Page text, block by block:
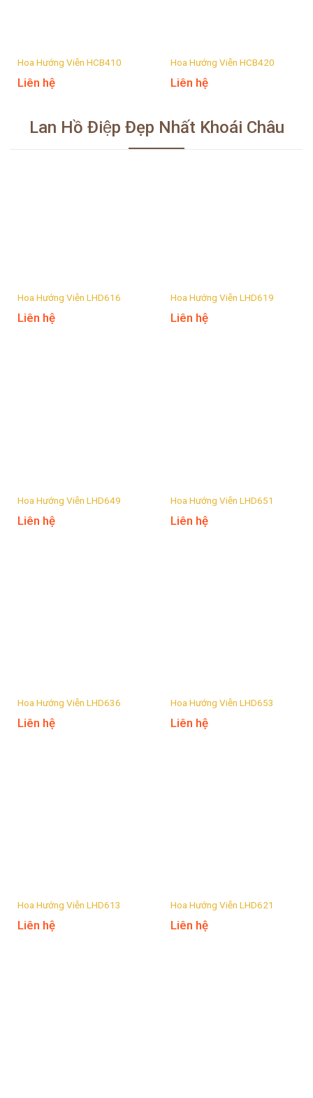
Hoa Hướng Viễn HCB410
Liên hệ
Hoa Hướng Viễn HCB420
Liên hệ
Lan Hồ Điệp Đẹp Nhất Khoái Châu
Hoa Hướng Viễn LHD616
Liên hệ
Hoa Hướng Viễn LHD619
Liên hệ
Hoa Hướng Viễn LHD649
Liên hệ
Hoa Hướng Viễn LHD651
Liên hệ
Hoa Hướng Viễn LHD636
Liên hệ
Hoa Hướng Viễn LHD653
Liên hệ
Hoa Hướng Viễn LHD613
Liên hệ
Hoa Hướng Viễn LHD621
Liên hệ